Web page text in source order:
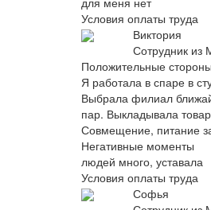
Условия оплаты труда
Виктория
Сотрудник из
Положительные
Я работала в спаре в
Выбрала филиал
пар. Выкладывала
Совмещение, питание
Негативные моменты
людей много, уставала
Условия оплаты труда
Софья